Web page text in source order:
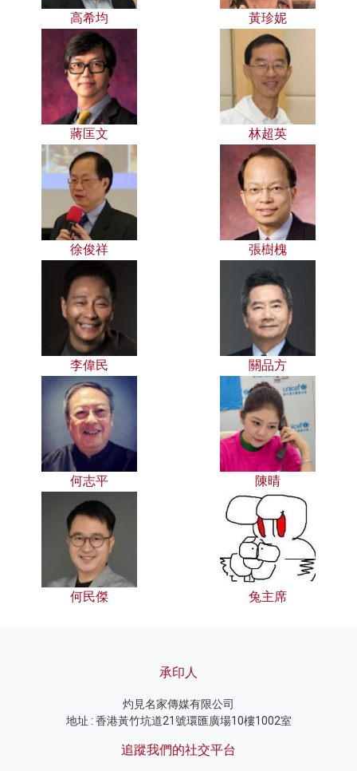
高希均 黃珍妮
蔣匡文 林超英
徐俊祥 張樹槐
李偉民 關品方
何志平 陳晴
何民傑 兔主席
承印人
灼見名家傳媒有限公司
地址 : 香港黃竹坑道21號環匯廣場10樓1002室
追蹤我們的社交平台